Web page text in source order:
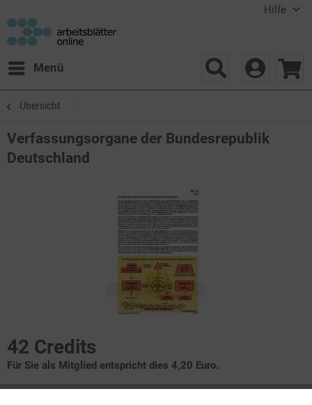
Hilfe
Menü
Übersicht
Verfassungsorgane der Bundesrepublik
Deutschland
42 Credits
Für Sie als Mitglied entspricht dies 4,20 Euro.